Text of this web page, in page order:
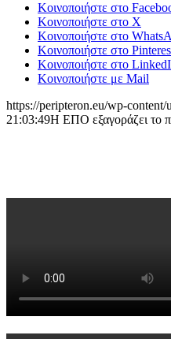
Κοινοποιήστε στο
Κοινοποιήστε στο X
Κοινοποιήστε στο
Κοινοποιήστε στο
Κοινοποιήστε στο
Κοινοποιήστε με Mail
https://peripteron.eu/wp-
21:03:49Η ΕΠΟ εξαγοράζει το